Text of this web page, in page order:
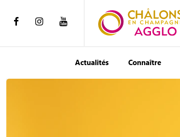
Actualités Connaître